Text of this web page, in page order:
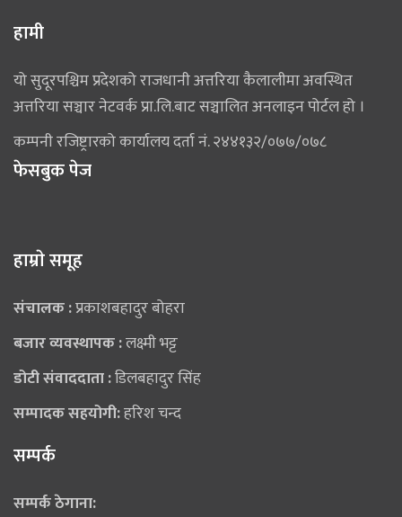
हामी
यो सुदूरपश्चिम प्रदेशको राजधानी अत्तरिया कैलालीमा अवस्थित
अत्तरिया सञ्चार नेटवर्क प्रा.लि.बाट सञ्चालित अनलाइन पोर्टल हो ।
कम्पनी रजिष्ट्रारको कार्यालय दर्ता नं. २४४१३२/०७७/०७८
फेसबुक पेज
हाम्राे समूह
संचालक :प्रकाशबहादुर बोहरा
बजार व्यवस्थापक :लक्ष्मी भट्ट
डोटी संवाददाता :डिलबहादुर सिंह
सम्पादक सहयोगी:हरिश चन्द
सम्पर्क
सम्पर्क ठेगाना: